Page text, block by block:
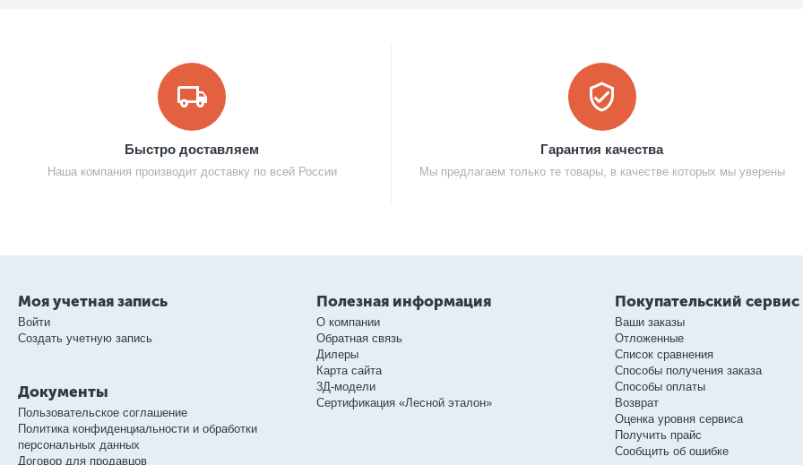
Быстро доставляем
Наша компания производит доставку по всей России
Гарантия качества
Мы предлагаем только те товары, в качестве которых мы уверены
Моя учетная запись
Войти
Создать учетную запись
Документы
Пользовательское соглашение
Политика конфиденциальности и обработки
персональных данных
Договор для продавцов
Полезная информация
О компании
Обратная связь
Дилеры
Карта сайта
3Д-модели
Сертификация «Лесной эталон»
Покупательский сервис
Ваши заказы
Отложенные
Список сравнения
Способы получения заказа
Способы оплаты
Возврат
Оценка уровня сервиса
Получить прайс
Сообщить об ошибке